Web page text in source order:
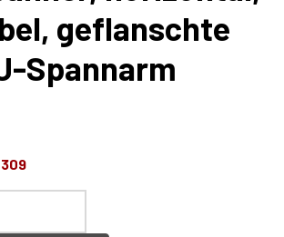
geflanschte
Spannarm
Per E-Mail